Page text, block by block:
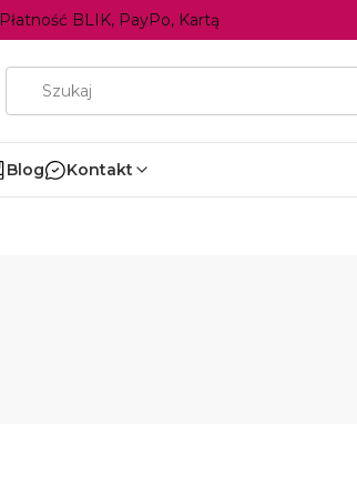
Płatność BLIK, PayPo, Kartą
Blog Kontakt